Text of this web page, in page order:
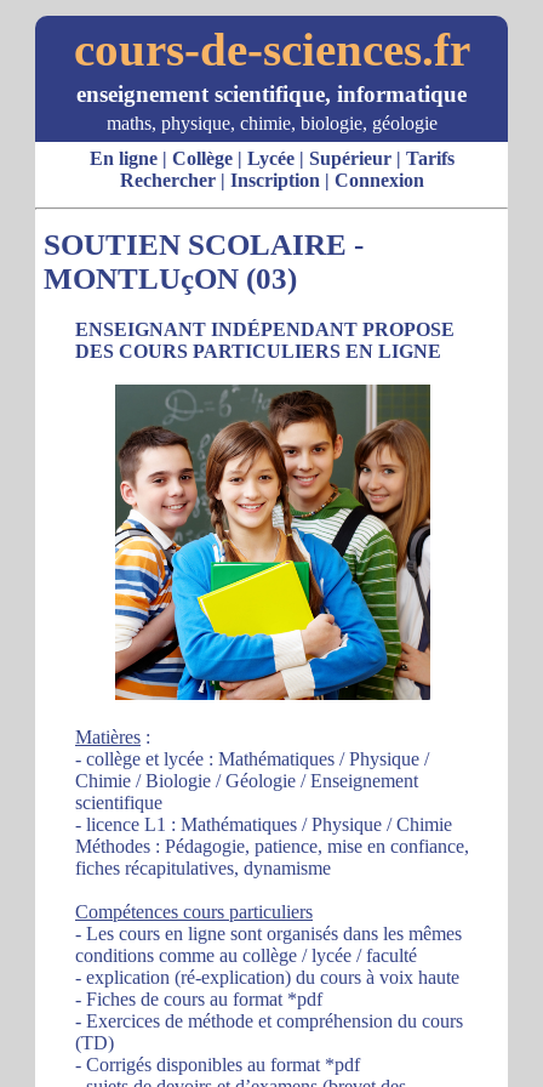
cours-de-sciences.fr
enseignement scientifique, informatique
maths, physique, chimie, biologie, géologie
En ligne| Collège| Lycée| Supérieur| Tarifs
Rechercher| Inscription | Connexion
SOUTIEN SCOLAIRE -
MONTLUçON (03)
ENSEIGNANT INDÉPENDANT PROPOSE
DES COURS PARTICULIERS EN LIGNE
Matières :
- collège et lycée : Mathématiques / Physique /
Chimie / Biologie / Géologie / Enseignement
scientifique
- licence L1 : Mathématiques / Physique / Chimie
Méthodes : Pédagogie, patience, mise en confiance,
fiches récapitulatives, dynamisme
Compétences cours particuliers
- Les cours en ligne sont organisés dans les mêmes
conditions comme au collège / lycée / faculté
- explication (ré-explication) du cours à voix haute
- Fiches de cours au format *pdf
- Exercices de méthode et compréhension du cours
(TD)
- Corrigés disponibles au format *pdf